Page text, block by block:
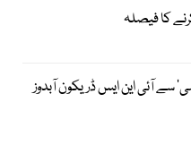
کا فیصلہ
سے آئی این ایس ڈریکون آبدوز